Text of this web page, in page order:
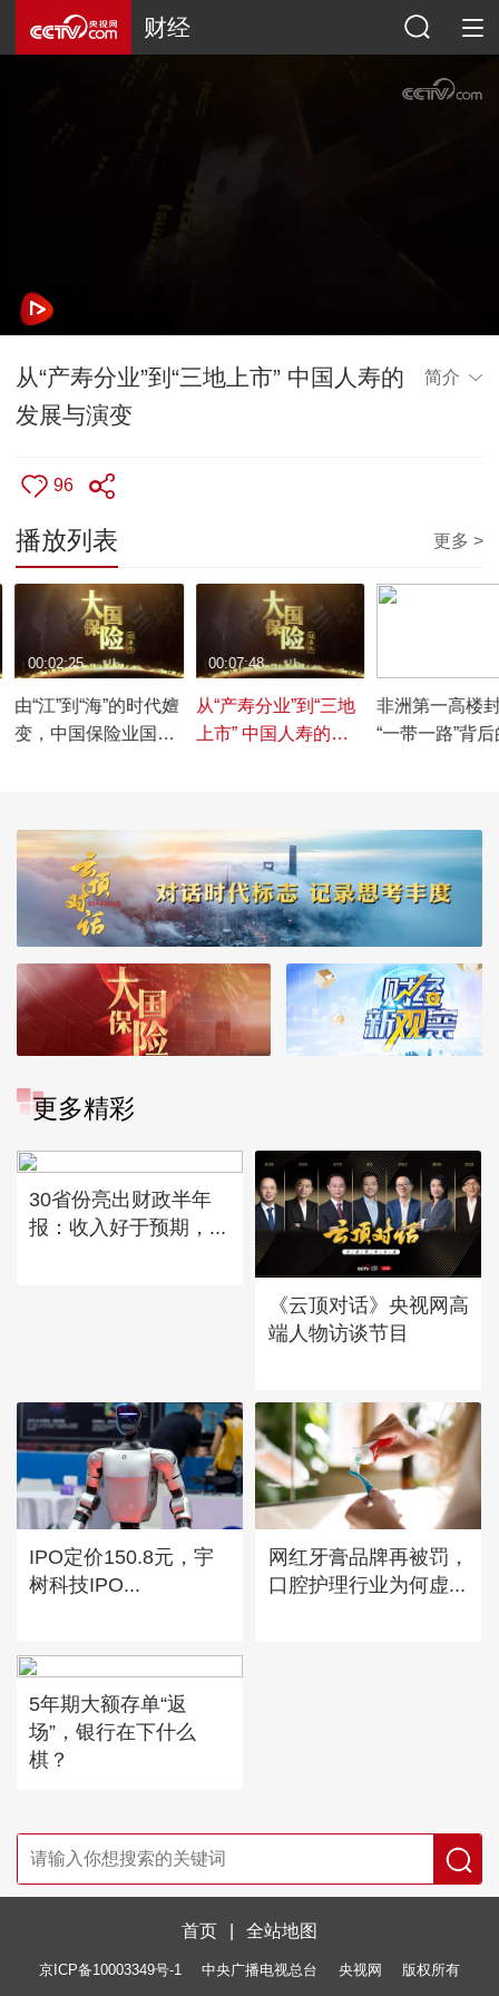
财经
从“产寿分业”到“三地上市” 中国人寿的
发展与演变
简介
96
播放列表 更多 >
由“江”到“海”的时代嬗
变，中国保险业国际
00:02:25
从“产寿分业”到“三地
上市” 中国人寿的发
00:07:48
非洲第一高楼
“一带一路”背
更多精彩
30省份亮出财政半年
报：收入好于预期，...
《云顶对话》央视网高
端人物访谈节目
IPO定价150.8元，宇
树科技IPO...
网红牙膏品牌再被罚，
口腔护理行业为何虚...
5年期大额存单“返
场”，银行在下什么
棋？
首页 全站地图
京ICP备10003349号-1 中央广播电视总台 央视网 版权所有